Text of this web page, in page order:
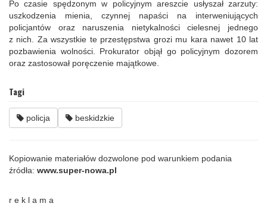
Po czasie spędzonym w policyjnym areszcie usłyszał zarzuty:
uszkodzenia mienia, czynnej napaści na interweniujących
policjantów oraz naruszenia nietykalności cielesnej jednego
z nich. Za wszystkie te przestępstwa grozi mu kara nawet 10 lat
pozbawienia wolności. Prokurator objął go policyjnym dozorem
oraz zastosował poręczenie majątkowe.
Tagi
policja beskidzkie
Kopiowanie materiałów dozwolone pod warunkiem podania
źródła: www.super-nowa.pl
r e k l a m a